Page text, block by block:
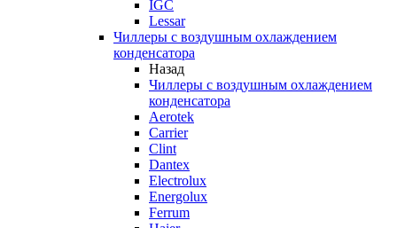
IGC
Lessar
Чиллеры с воздушным охлаждением
конденсатора
Назад
Чиллеры с воздушным охлаждением
конденсатора
Aerotek
Carrier
Clint
Dantex
Electrolux
Energolux
Ferrum